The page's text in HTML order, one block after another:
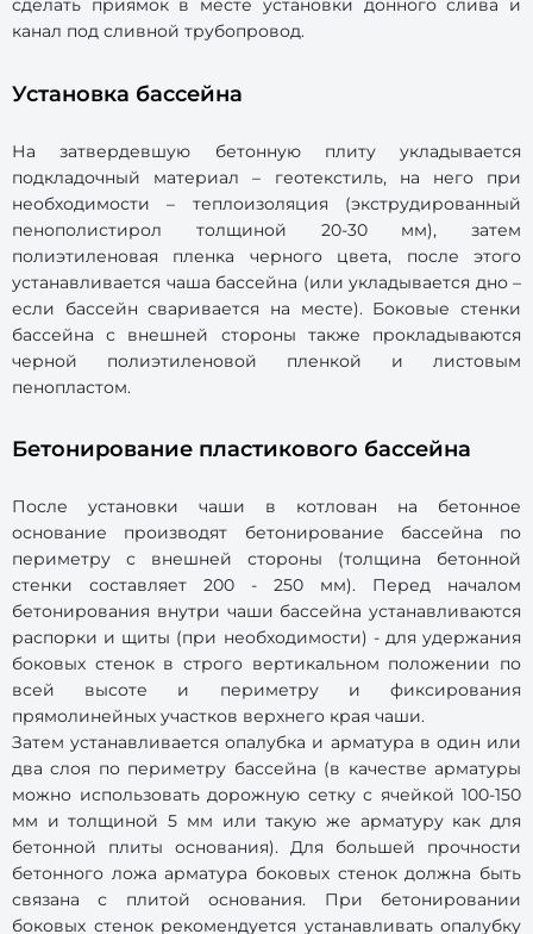
сделать приямок в месте установки донного слива и
канал под сливной трубопровод.
Установка бассейна
На затвердевшую бетонную плиту укладывается
подкладочный материал – геотекстиль, на него при
необходимости – теплоизоляция (экструдированный
пенополистирол толщиной 20-30 мм), затем
полиэтиленовая пленка черного цвета, после этого
устанавливается чаша бассейна (или укладывается дно –
если бассейн сваривается на месте). Боковые стенки
бассейна с внешней стороны также прокладываются
черной полиэтиленовой пленкой и листовым
пенопластом.
Бетонирование пластикового бассейна
После установки чаши в котлован на бетонное
основание производят бетонирование бассейна по
периметру с внешней стороны (толщина бетонной
стенки составляет 200 - 250 мм). Перед началом
бетонирования внутри чаши бассейна устанавливаются
распорки и щиты (при необходимости) - для удержания
боковых стенок в строго вертикальном положении по
всей высоте и периметру и фиксирования
прямолинейных участков верхнего края чаши.
Затем устанавливается опалубка и арматура в один или
два слоя по периметру бассейна (в качестве арматуры
можно использовать дорожную сетку с ячейкой 100-150
мм и толщиной 5 мм или такую же арматуру как для
бетонной плиты основания). Для большей прочности
бетонного ложа арматура боковых стенок должна быть
связана с плитой основания. При бетонировании
боковых стенок рекомендуется устанавливать опалубку